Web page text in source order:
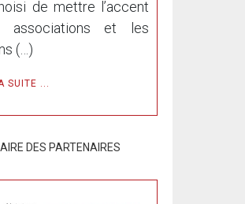
de mettre l’accent
associations et les
(…)
SUITE ...
DES PARTENAIRES